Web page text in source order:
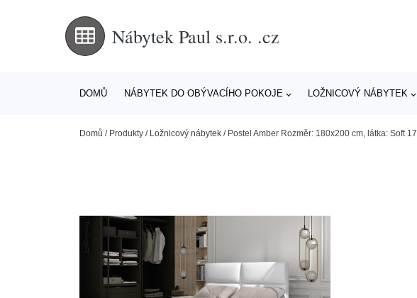
Nábytek Paul s.r.o. .cz
DOMŮ NÁBYTEK DO OBÝVACÍHO POKOJE LOŽNICOVÝ NÁBYTEK
Domů / Produkty / Ložnicový nábytek / Postel Amber Rozměr: 180x200 cm, látka: Soft 17